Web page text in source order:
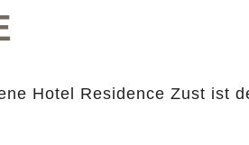
Hotel Residence Zust ist